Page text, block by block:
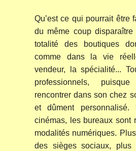
Qu’est ce qui pourrait être
du même coup
totalité des boutiques
comme dans la vie
vendeur, la spécialité...
professionnels,
rencontrer dans son chez
et dûment personnalisé.
cinémas, les bureaux sont
modalités numériques.
des sièges sociaux, plus